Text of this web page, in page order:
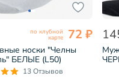
по клубной
карте 72 ₽
носки "Челны
БЕЛЫЕ (L50)
13 Отзывов